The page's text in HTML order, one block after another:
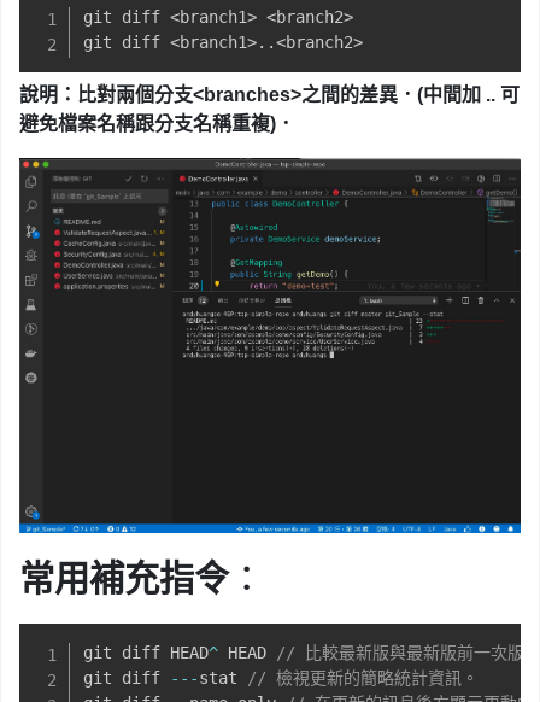
git diff <branch1> <branch2>
git diff <branch1>. .<branch2>
說明：比對兩個分支<branches>之間的差異 ．(中間加 .. 可
避免檔案名稱跟分支名稱重複) ．
常用補充指令：
git diff HEAD^ HEAD
// 比較最新版與最新版前一次版
git diff
-- -stat
// 檢視更新的簡略統計資訊。